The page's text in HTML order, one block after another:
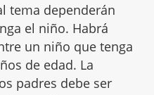
tema dependerán
el niño. Habrá
un niño que tenga
de edad. La
padres debe ser